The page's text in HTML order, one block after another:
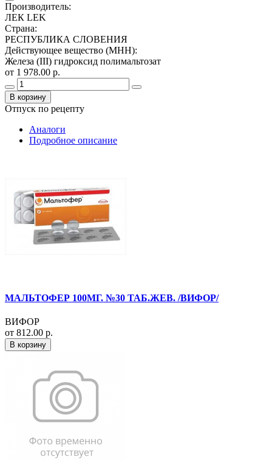
Производитель:
ЛЕК LEK
Страна:
РЕСПУБЛИКА СЛОВЕНИЯ
Действующее вещество (МНН):
Железа (III) гидроксид полимальтозат
от 1 978.00 р.
В корзину
Отпуск по рецепту
Аналоги
Подробное описание
МАЛЬТОФЕР 100МГ. №30 ТАБ.ЖЕВ. /ВИФОР/
ВИФОР
от 812.00 р.
В корзину